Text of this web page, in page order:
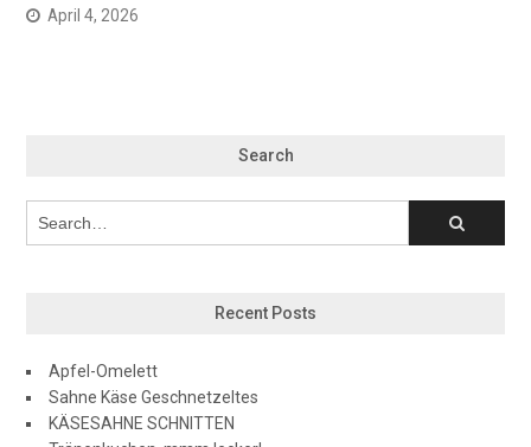
April 4, 2026
Search
Recent Posts
Apfel-Omelett
Sahne Käse Geschnetzeltes
KÄSESAHNE SCHNITTEN